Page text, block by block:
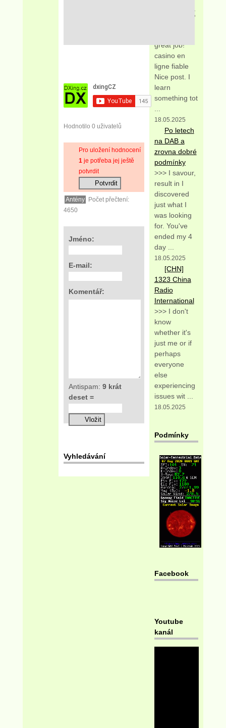
Hodnotilo 0 uživatelů
Pro uložení hodnocení
1 je potřeba jej ještě
potvrdit
Antény
Počet přečtení:
4650
Jméno:
E-mail:
Komentář:
Antispam:9 krát
deset =
Vyhledávání
10m vs EWE
great job!
casino en
ligne fiable
Nice post. I
learn
something tot
18.05.2025
Po letech
na DAB a
zrovna dobré
podmínky
>>> I savour,
result in I
discovered
just what I
was looking
for. You've
ended my 4
day ...
18.05.2025
[CHN]
1323 China
Radio
International
>>> I don't
know
whether it's
just me or if
perhaps
everyone
else
experiencing
issues wit ...
18.05.2025
Podmínky
Facebook
Youtube
kanál